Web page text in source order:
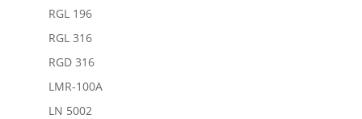
RGL 196
RGL 316
RGD 316
LMR-100A
LN 5002